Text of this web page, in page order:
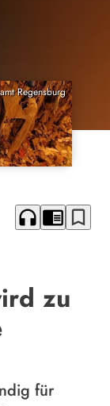
Regensburg
headphones chrome_reader_mode bookmark_border
zu
für